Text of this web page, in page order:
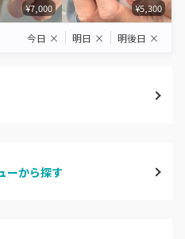
¥7,000 ¥5,300
今日 × 明日 × 明後日 ×
ーから探す